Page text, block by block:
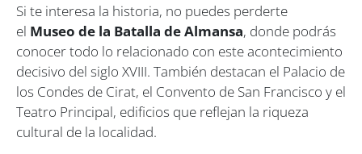
Si te interesa la historia, no puedes perderte
el Museo de la Batalla de Almansa, donde podrás
conocer todo lo relacionado con este acontecimiento
decisivo del siglo XVIII. También destacan el Palacio de
los Condes de Cirat, el Convento de San Francisco y el
Teatro Principal, edificios que reflejan la riqueza
cultural de la localidad.